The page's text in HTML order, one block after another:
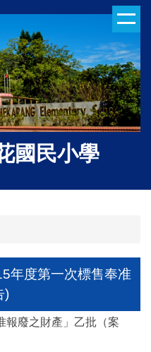
國民小學
年度第一次標售奉准
)
報廢之財產」乙批（案